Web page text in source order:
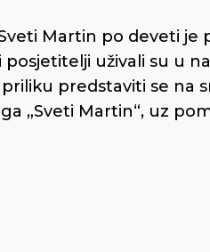
Martin po deveti je
uživali su u
predstaviti se na
„Sveti Martin“, uz